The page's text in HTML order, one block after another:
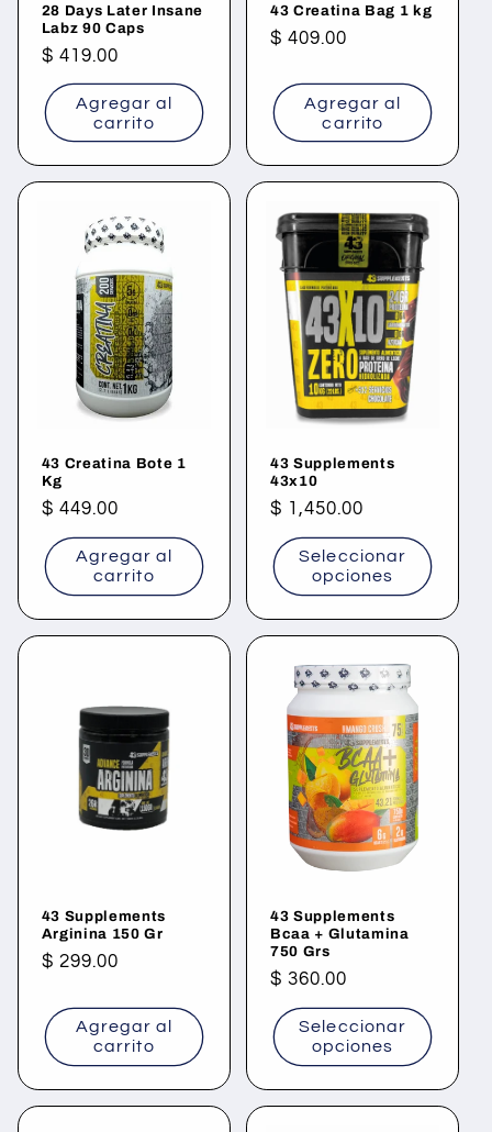
28 Days Later Insane
Labz 90 Caps
Precio
habitual
$ 419.00
Agregar al
carrito
43 Creatina Bag 1 kg
Precio
$ 409.00
Agregar al
carrito
43 Creatina Bote 1
Kg
Precio
habitual
$ 449.00
Agregar al
carrito
43 Supplements
43x10
Precio
habitual
$ 1,450.00
Seleccionar
opciones
43 Supplements
Arginina 150 Gr
Precio
$ 299.00
Agregar al
carrito
43 Supplements
Bcaa + Glutamina
750 Grs
Precio
habitual
$ 360.00
Seleccionar
opciones